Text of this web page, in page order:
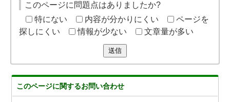
このページに問題点はありましたか?
特にない
内容が分かりにくい
ページを
探しにくい
情報が少ない 文章量が多い
送信
このページに関するお問い合わせ